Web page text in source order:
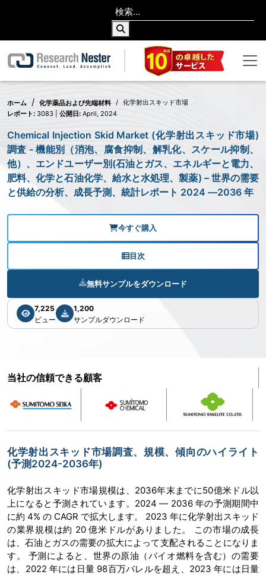
ホーム 化学薬品および先端材料
化学射出スキッド市場
レポート: 3083 | 公開日: April, 2024
Chemical Injection Skid Market (化学射出スキッド市場)
調査 - 機能別（消泡、腐食抑制、解乳化、スケール抑制、
他）、エンドユーザー別(石油とガス、エネルギーと電力、
肥料、化学と石油化学、給水と水処理、製薬) – 世界の需要
と供給の分析、成長予測、統計レポート 2024 ―2036 年
今すぐ購入
目次
無料サンプルをダウンロード
7,225
ビュー
1,200
サンプルダウンロード
当社の信頼できる顧客
化学射出スキッド市場調査、規模、傾向のハイライト
(予測2024-2036年)
化学射出スキッド市場規模は、2036年末までに50億米ドル以
上になると予測されています。2024 ― 2036 年の予測期間中
に約 4% の CAGR で拡大します。 2023 年に化学射出スキッド
の業界規模は約 20 億米ドルがありました。 この市場の成長
は、石油とガスの需要の拡大によって支配されることになりま
す。 予測によると、世界の原油（バイオ燃料を含む）の需要
は、2022 年には日量 98百万バレルを超え、2023 年には日量